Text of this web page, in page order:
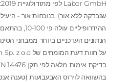
שנבדקה ללא אור). בנוכחות אור -
ההידרופיליים
הנתונים העדכניים ביותר ממבחני
בהשוואה לוירוס האבעבועות (טענה